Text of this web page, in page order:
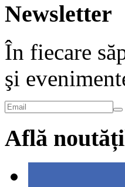
Newsletter
În fiecare
şi
Află